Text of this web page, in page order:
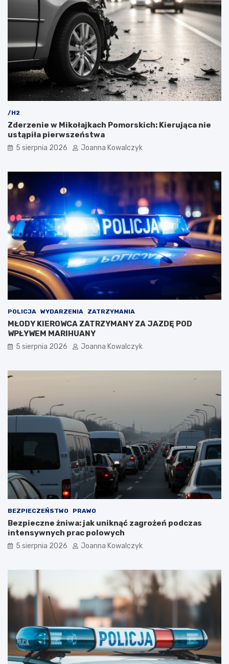
/H2
Zderzenie w Mikołajkach Pomorskich: Kierująca nie
ustąpiła pierwszeństwa
5 sierpnia 2026 Joanna Kowalczyk
POLICJA WYDARZENIA ZATRZYMANIA
MŁODY KIEROWCA ZATRZYMANY ZA JAZDĘ POD
WPŁYWEM MARIHUANY
5 sierpnia 2026 Joanna Kowalczyk
BEZPIECZEŃSTWO PRAWO
Bezpieczne żniwa: jak uniknąć zagrożeń podczas
intensywnych prac polowych
5 sierpnia 2026 Joanna Kowalczyk